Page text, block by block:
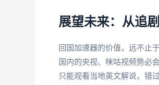
展望未来：从追
回国加速器的价值，远不止
国内的央视、咪咕视频势必
只能观看当地英文解说，错